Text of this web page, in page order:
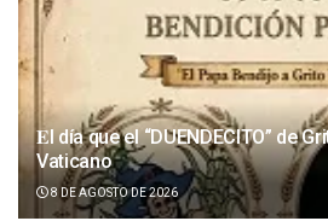
𝐄l día que el “DUENDECITO” de
Vaticano
8 DE AGOSTO DE 2026